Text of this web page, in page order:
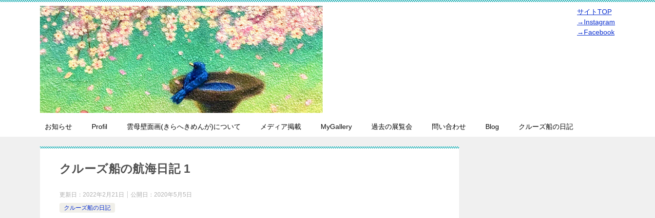
サイトTOP
→Instagram
→Facebook
お知らせ Profil 雲母壁面画(きらへきめんが)について メディア掲載 MyGallery 過去の展覧会 問い合わせ Blog クルーズ船の日記
クルーズ船の航海日記 1
更新日： 2022年2月21日 公開日： 2020年5月5日
クルーズ船の日記